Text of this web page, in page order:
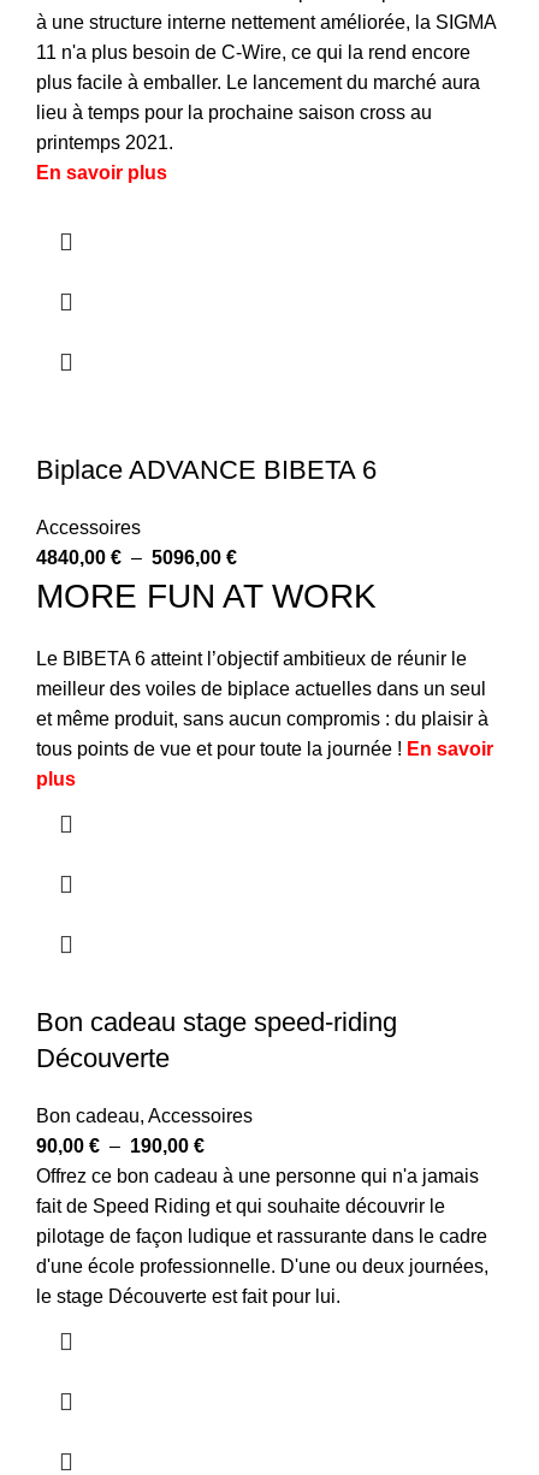
à une structure interne nettement améliorée, la SIGMA
11 n'a plus besoin de C-Wire, ce qui la rend encore
plus facile à emballer. Le lancement du marché aura
lieu à temps pour la prochaine saison cross au
printemps 2021.
En savoir plus
Biplace ADVANCE BIBETA 6
Accessoires
4840,00 € – 5096,00 €
MORE FUN AT WORK
Le BIBETA 6 atteint l’objectif ambitieux de réunir le
meilleur des voiles de biplace actuelles dans un seul
et même produit, sans aucun compromis : du plaisir à
tous points de vue et pour toute la journée ! En savoir
plus
Bon cadeau stage speed-riding
Découverte
Bon cadeau, Accessoires
90,00 € – 190,00 €
Offrez ce bon cadeau à une personne qui n'a jamais
fait de Speed Riding et qui souhaite découvrir le
pilotage de façon ludique et rassurante dans le cadre
d'une école professionnelle. D'une ou deux journées,
le stage Découverte est fait pour lui.